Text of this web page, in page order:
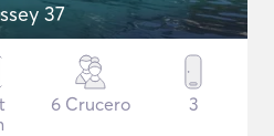
37
6 Crucero 3